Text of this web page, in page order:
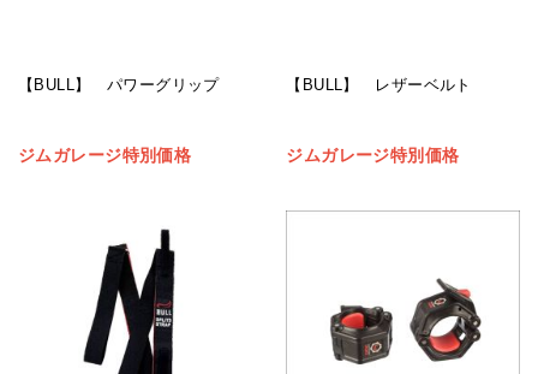
【BULL】 パワーグリップ
ジムガレージ特別価格
【BULL】 レザーベルト
ジムガレージ特別価格